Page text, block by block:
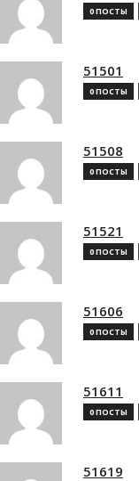
0 ПОСТЫ
51501
0 ПОСТЫ
51508
0 ПОСТЫ
51521
0 ПОСТЫ
51606
0 ПОСТЫ
51611
0 ПОСТЫ
51619